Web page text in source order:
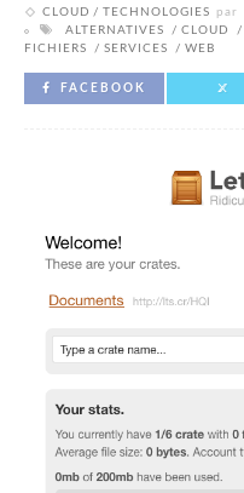
CLOUD TECHNOLOGIES par
ALTERNATIVES
CLOUD
FICHIERS
SERVICES WEB
FACEBOOK